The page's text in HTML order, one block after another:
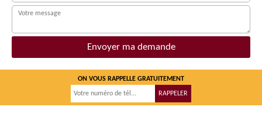
ON VOUS RAPPELLE GRATUITEMENT